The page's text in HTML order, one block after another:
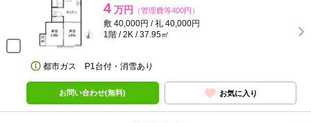
4 万円 （管理費等400円）
敷 40,000円 / 礼 40,000円
1階 / 2K / 37.95㎡
都市ガス P1台付・消雪あり
お問い合わせ(無料) お気に入り